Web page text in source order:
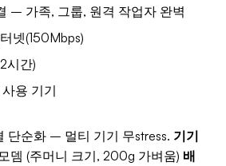
– 가족, 그룹, 원격 작업자 완벽
넷(150Mbps)
시간)
용 기기
단순화 – 멀티 기기 무stress. 기기
뎀 (주머니 크기, 200g 가벼움) 배